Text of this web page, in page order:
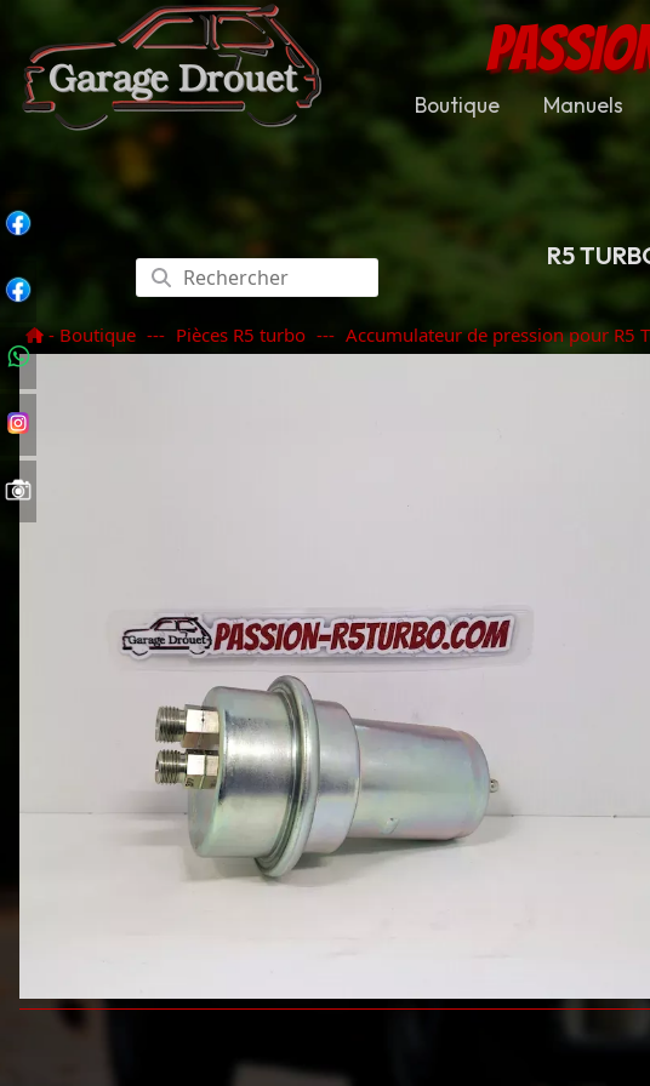
Boutique Manuels
R5
- Boutique --- Pièces R5 turbo --- Accumulateur de pression pour R5